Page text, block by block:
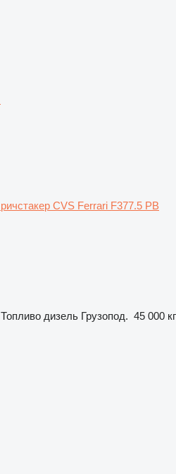
ричстакер CVS Ferrari F377.5 PB
Топливо дизель Грузопод. 45 000 кг